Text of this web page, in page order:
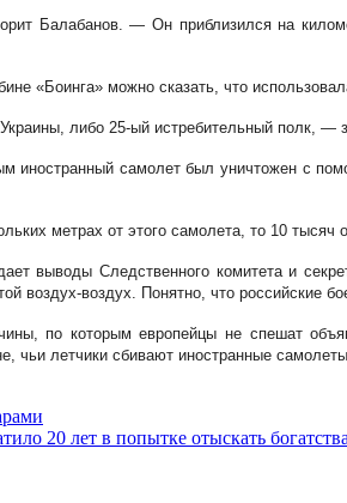
Балабанов. — Он приблизился на
«Боинга» можно сказать, что
либо 25-ый истребительный полк, —
иностранный самолет был уничтожен с
метрах от этого самолета, то 10
выводы Следственного комитета и
воздух-воздух. Понятно, что российские
по которым европейцы не спешат
чьи летчики сбивают иностранные
20 лет в попытке отыскать